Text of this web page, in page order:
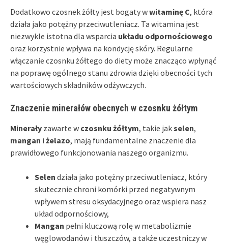
Dodatkowo czosnek żółty jest bogaty wwitaminę C, która
działa jako potężny przeciwutleniacz. Ta witamina jest
niezwykle istotna dla wsparcia układu odpornościowego
oraz korzystnie wpływa na kondycję skóry. Regularne
włączanie czosnku żółtego do diety może znacząco wpłynąć
na poprawę ogólnego stanu zdrowia dzięki obecności tych
wartościowych składników odżywczych.
Znaczenie minerałów obecnych w czosnku żółtym
Minerały zawarte w czosnku żółtym, takie jakselen,
mangan i żelazo, mają fundamentalne znaczenie dla
prawidłowego funkcjonowania naszego organizmu.
Selen działa jako potężny przeciwutleniacz, który
skutecznie chroni komórki przed negatywnym
wpływem stresu oksydacyjnego oraz wspiera nasz
układ odpornościowy,
Mangan pełni kluczową rolę w metabolizmie
węglowodanów i tłuszczów, a także uczestniczy w